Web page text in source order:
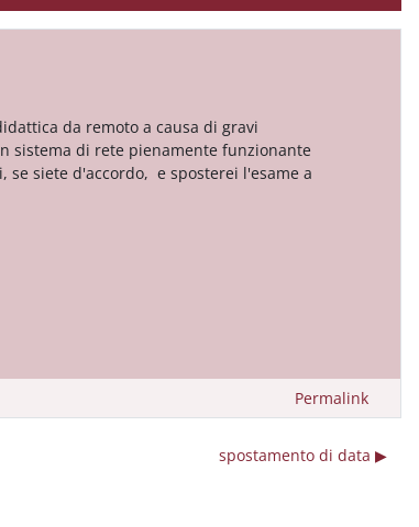
da remoto a causa di gravi
sistema di rete pienamente funzionante
siete d'accordo, e sposterei l'esame a
Permalink
spostamento di data ▶︎